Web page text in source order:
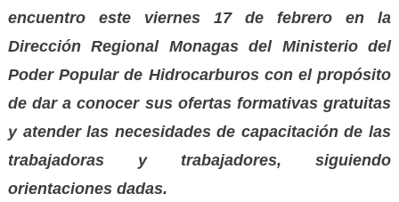
encuentro este viernes 17 de febrero en la
Dirección Regional Monagas del Ministerio del
Poder Popular de Hidrocarburos con el propósito
de dar a conocer sus ofertas formativas gratuitas
y atender las necesidades de capacitación de las
trabajadoras y trabajadores, siguiendo
orientaciones dadas.